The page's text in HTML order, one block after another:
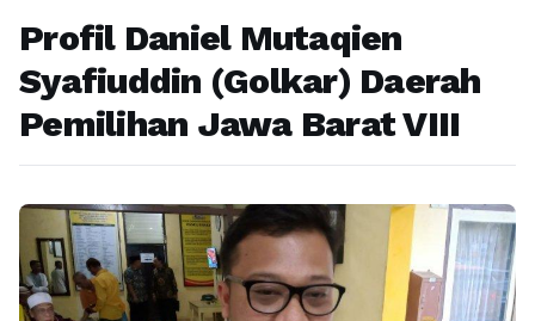
Profil Daniel Mutaqien
Syafiuddin (Golkar) Daerah
Pemilihan Jawa Barat VIII